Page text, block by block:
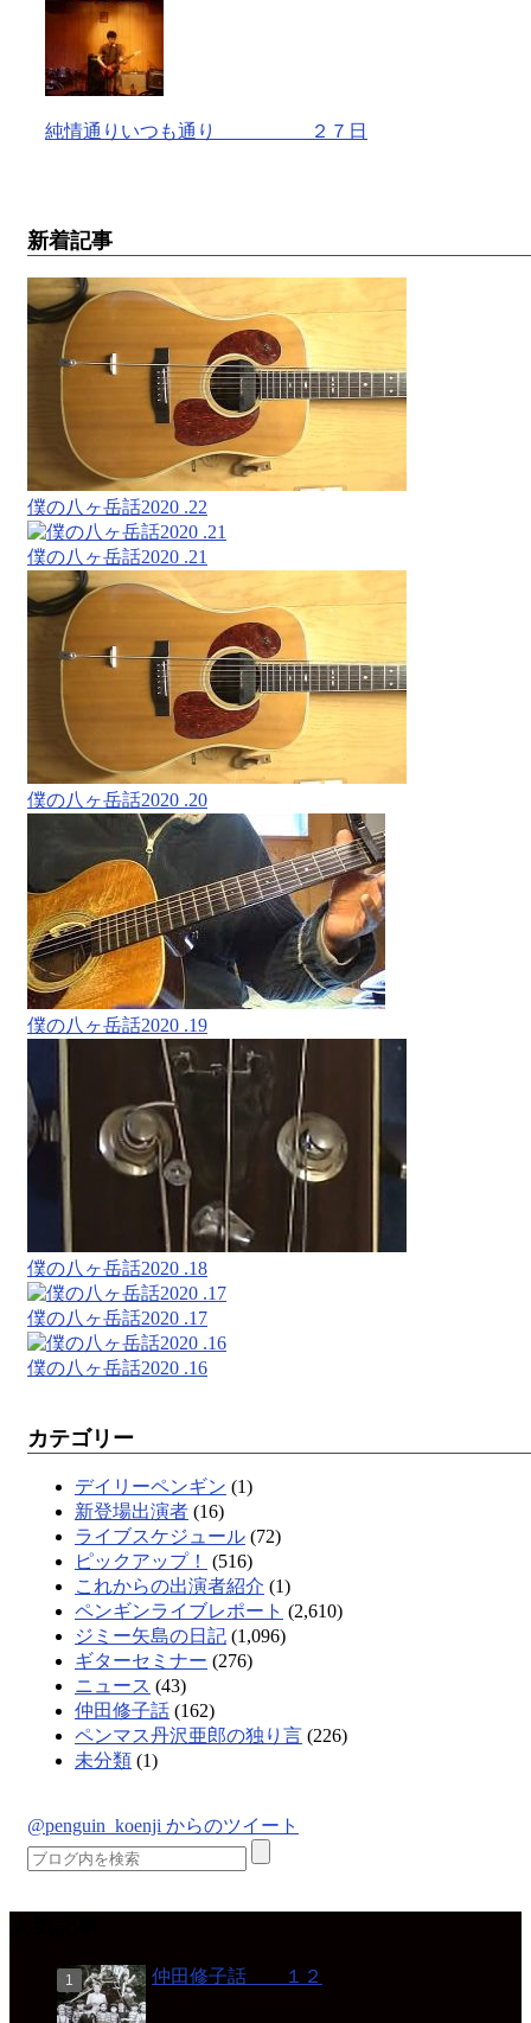
純情通りいつも通り ２７日
新着記事
僕の八ヶ岳話2020 .22
僕の八ヶ岳話2020 .21
僕の八ヶ岳話2020 .20
僕の八ヶ岳話2020 .19
僕の八ヶ岳話2020 .18
僕の八ヶ岳話2020 .17
僕の八ヶ岳話2020 .16
カテゴリー
デイリーペンギン (1)
新登場出演者 (16)
ライブスケジュール (72)
ピックアップ！
(516)
これからの出演者紹介 (1)
ペンギンライブレポート (2,610)
ジミー矢島の日記 (1,096)
ギターセミナー (276)
ニュース (43)
仲田修子話 (162)
ペンマス丹沢亜郎の独り言 (226)
未分類 (1)
@penguin_koenji からのツイート
仲田修子話 １２